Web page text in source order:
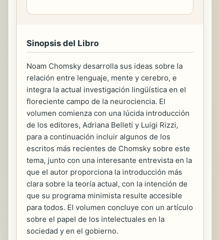
Sinopsis del Libro
Noam Chomsky desarrolla sus ideas sobre la
relación entre lenguaje, mente y cerebro, e
integra la actual investigación lingüística en el
floreciente campo de la neurociencia. El
volumen comienza con una lúcida introducción
de los editores, Adriana Belleti y Luigi Rizzi,
para a continuación incluir algunos de los
escritos más recientes de Chomsky sobre este
tema, junto con una interesante entrevista en la
que el autor proporciona la introducción más
clara sobre la teoría actual, con la intención de
que su programa minimista resulte accesible
para todos. El volumen concluye con un artículo
sobre el papel de los intelectuales en la
sociedad y en el gobierno.